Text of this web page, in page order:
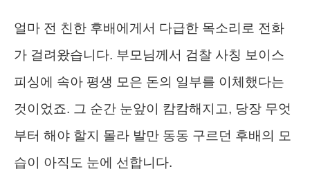
얼마 전 친한 후배에게서 다급한 목소리로 전화
가 걸려왔습니다. 부모님께서 검찰 사칭 보이스
피싱에 속아 평생 모은 돈의 일부를 이체했다는
것이었죠. 그 순간 눈앞이 캄캄해지고, 당장 무엇
부터 해야 할지 몰라 발만 동동 구르던 후배의 모
습이 아직도 눈에 선합니다.